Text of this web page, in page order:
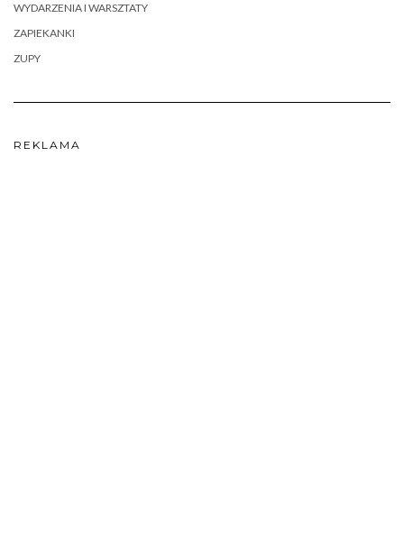
WYDARZENIA I WARSZTATY
ZAPIEKANKI
ZUPY
REKLAMA